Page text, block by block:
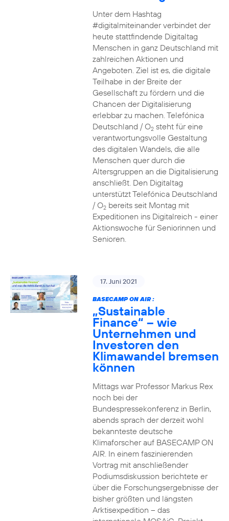
Unter dem Hashtag
#digitalmiteinander verbindet der
heute stattfindende Digitaltag
Menschen in ganz Deutschland mit
zahlreichen Aktionen und
Angeboten. Ziel ist es, die digitale
Teilhabe in der Breite der
Gesellschaft zu fördern und die
Chancen der Digitalisierung
erlebbar zu machen. Telefónica
Deutschland / O2steht für eine
verantwortungsvolle Gestaltung
des digitalen Wandels, die alle
Menschen quer durch die
Altersgruppen an die Digitalisierung
anschließt. Den Digitaltag
unterstützt Telefónica Deutschland
/ O2bereits seit Montag mit
Expeditionen ins Digitalreich - einer
Aktionswoche für Seniorinnen und
Senioren.
17. Juni 2021
BASECAMP ON AIR :
„Sustainable
Finance“ – wie
Unternehmen und
Investoren den
Klimawandel bremsen
können
Mittags war Professor Markus Rex
noch bei der
Bundespressekonferenz in Berlin,
abends sprach der derzeit wohl
bekannteste deutsche
Klimaforscher auf BASECAMP ON
AIR. In einem faszinierenden
Vortrag mit anschließender
Podiumsdiskussion berichtete er
über die Forschungsergebnisse der
bisher größten und längsten
Arktisexpedition – das